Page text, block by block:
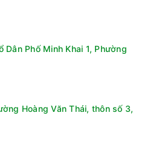
Dân Phố Minh Khai 1, Phường
Hoàng Văn Thái, thôn số 3,